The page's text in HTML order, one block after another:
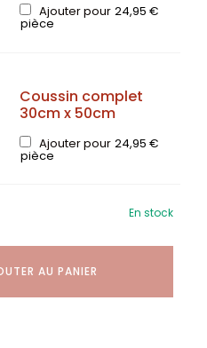
Ajouter pour 24,95€
pièce
Coussin complet
30cm x 50cm
Ajouter pour 24,95€
pièce
En stock
AU PANIER